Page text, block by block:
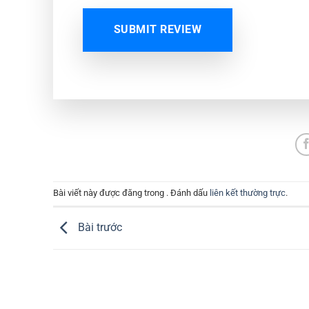
SUBMIT REVIEW
Bài viết này được đăng trong . Đánh dấu liên kết thường trực.
Bài trước